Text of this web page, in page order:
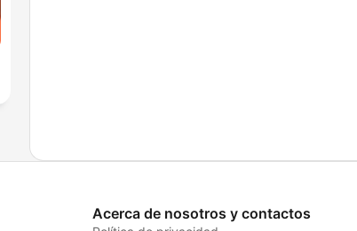
Acerca de nosotros y contactos